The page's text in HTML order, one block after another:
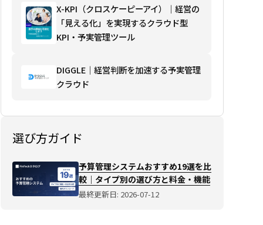
機能
X-KPI（クロスケーピーアイ）｜経営の
「見える化」を実現するクラウド型
KPI・予実管理ツール
DIGGLE｜経営判断を加速する予実管理
クラウド
選び方ガイド
予算管理システムおすすめ19選を比
較｜タイプ別の選び方と料金・機能
最終更新日: 2026-07-12